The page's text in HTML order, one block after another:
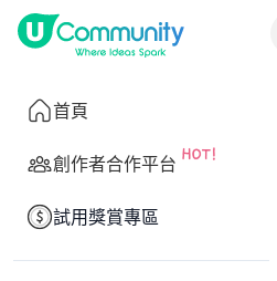
首頁
創作者合作平台
試用獎賞專區